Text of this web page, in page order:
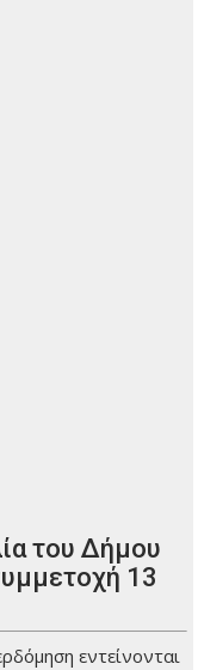
του Δήμου
13
εντείνονται